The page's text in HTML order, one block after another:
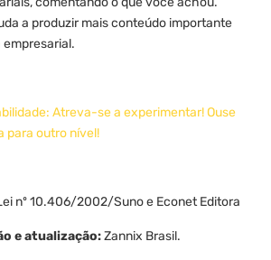
a produzir mais conteúdo importante
empresarial.
Atreva-se a experimentar! Ouse
para outro nível!
nº 10.406/2002/Suno e Econet Editora
e atualização:Zannix Brasil.